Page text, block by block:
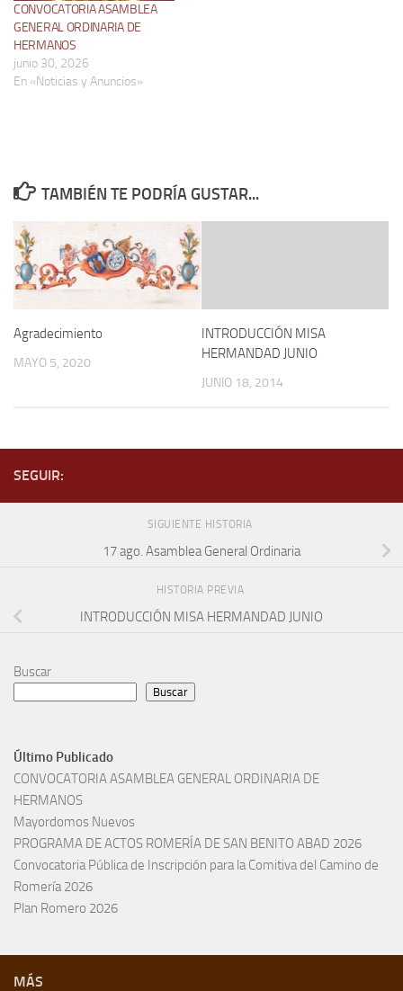
CONVOCATORIA ASAMBLEA
GENERAL ORDINARIA DE
HERMANOS
junio 30, 2026
En «Noticias y Anuncios»
TAMBIÉN TE PODRÍA GUSTAR...
Agradecimiento
MAYO 5, 2020
INTRODUCCIÓN MISA
HERMANDAD JUNIO
JUNIO 18, 2014
SEGUIR:
SIGUIENTE HISTORIA
17 ago. Asamblea General Ordinaria
HISTORIA PREVIA
INTRODUCCIÓN MISA HERMANDAD JUNIO
Buscar
Buscar
Último Publicado
CONVOCATORIA ASAMBLEA GENERAL ORDINARIA DE
HERMANOS
Mayordomos Nuevos
PROGRAMA DE ACTOS ROMERÍA DE SAN BENITO ABAD 2026
Convocatoria Pública de Inscripción para la Comitiva del Camino de
Romería 2026
Plan Romero 2026
MÁS